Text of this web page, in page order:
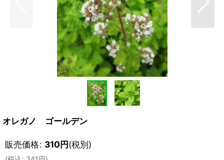
オレガノ ゴールデン
販売価格: 310円(税別)